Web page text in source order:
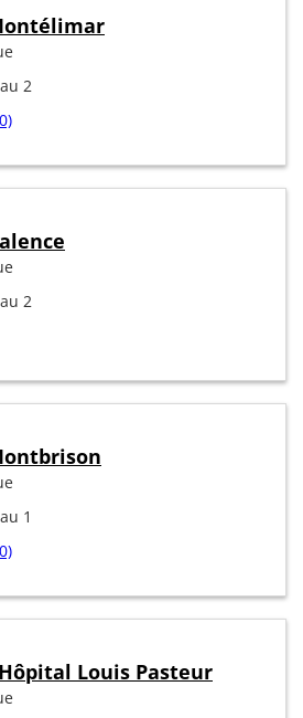
2
2
1
Louis Pasteur